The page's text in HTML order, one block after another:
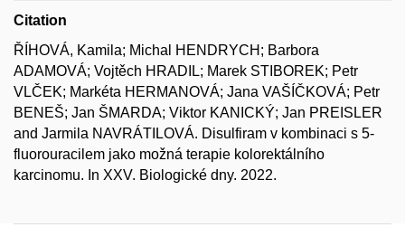
Citation
ŘÍHOVÁ, Kamila; Michal HENDRYCH; Barbora
ADAMOVÁ; Vojtěch HRADIL; Marek STIBOREK; Petr
VLČEK; Markéta HERMANOVÁ; Jana VAŠÍČKOVÁ; Petr
BENEŠ; Jan ŠMARDA; Viktor KANICKÝ; Jan PREISLER
and Jarmila NAVRÁTILOVÁ. Disulfiram v kombinaci s 5-
fluorouracilem jako možná terapie kolorektálního
karcinomu. In XXV. Biologické dny. 2022.